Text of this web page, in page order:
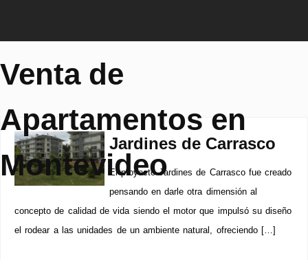
Venta de
Apartamentos en
Montevideo
Jardines de Carrasco
El proyecto Jardines de Carrasco fue creado
pensando en darle otra dimensión al
concepto de calidad de vida siendo el motor que impulsó su diseño
el rodear a las unidades de un ambiente natural, ofreciendo […]